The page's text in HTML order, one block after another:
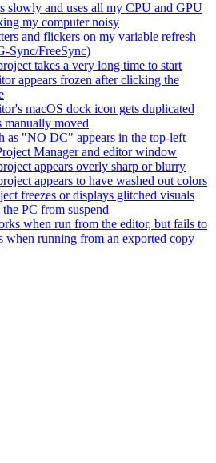
slowly and uses all my CPU and GPU
my computer noisy
and flickers on my variable refresh
Sync/FreeSync)
takes a very long time to start
appears frozen after clicking the
macOS dock icon gets duplicated
manually moved
as "NO DC" appears in the top-left
Manager and editor window
appears overly sharp or blurry
appears to have washed out colors
freezes or displays glitched visuals
PC from suspend
when run from the editor, but fails to
when running from an exported copy